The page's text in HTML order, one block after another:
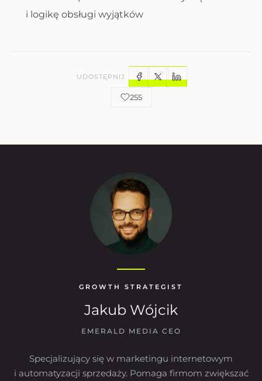
i logikę obsługi wyjątków
UDOSTĘPNIJ
255
GROWTH STRATEGIST
Jakub Wójcik
EMERALD MEDIA CEO
Specjalizujący się w marketingu internetowym
i automatyzacji sprzedaży. Pomaga firmom zwiększać